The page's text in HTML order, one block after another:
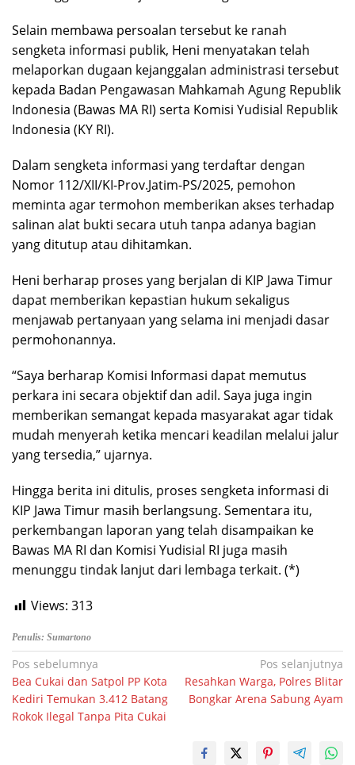
Selain membawa persoalan tersebut ke ranah
sengketa informasi publik, Heni menyatakan telah
melaporkan dugaan kejanggalan administrasi tersebut
kepada Badan Pengawasan Mahkamah Agung Republik
Indonesia (Bawas MA RI) serta Komisi Yudisial Republik
Indonesia (KY RI).
Dalam sengketa informasi yang terdaftar dengan
Nomor 112/XII/KI-Prov.Jatim-PS/2025, pemohon
meminta agar termohon memberikan akses terhadap
salinan alat bukti secara utuh tanpa adanya bagian
yang ditutup atau dihitamkan.
Heni berharap proses yang berjalan di KIP Jawa Timur
dapat memberikan kepastian hukum sekaligus
menjawab pertanyaan yang selama ini menjadi dasar
permohonannya.
“Saya berharap Komisi Informasi dapat memutus
perkara ini secara objektif dan adil. Saya juga ingin
memberikan semangat kepada masyarakat agar tidak
mudah menyerah ketika mencari keadilan melalui jalur
yang tersedia,” ujarnya.
Hingga berita ini ditulis, proses sengketa informasi di
KIP Jawa Timur masih berlangsung. Sementara itu,
perkembangan laporan yang telah disampaikan ke
Bawas MA RI dan Komisi Yudisial RI juga masih
menunggu tindak lanjut dari lembaga terkait. (*)
Views: 313
Penulis: Sumartono
Navigasi
pos
Pos sebelumnya
Bea Cukai dan Satpol PP Kota
Kediri Temukan 3.412 Batang
Rokok Ilegal Tanpa Pita Cukai
Pos selanjutnya
Resahkan Warga, Polres Blitar
Bongkar Arena Sabung Ayam